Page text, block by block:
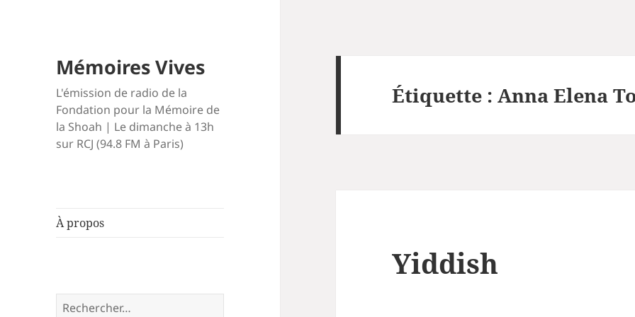
Mémoires Vives
L'émission de radio de la
Fondation pour la Mémoire de
la Shoah | Le dimanche à 13h
sur RCJ (94.8 FM à Paris)
À propos
Rechercher :
Étiquette :Anna Elena
Yiddish